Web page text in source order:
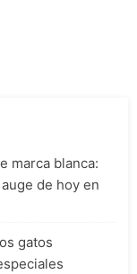
marca blanca:
de hoy en
gatos